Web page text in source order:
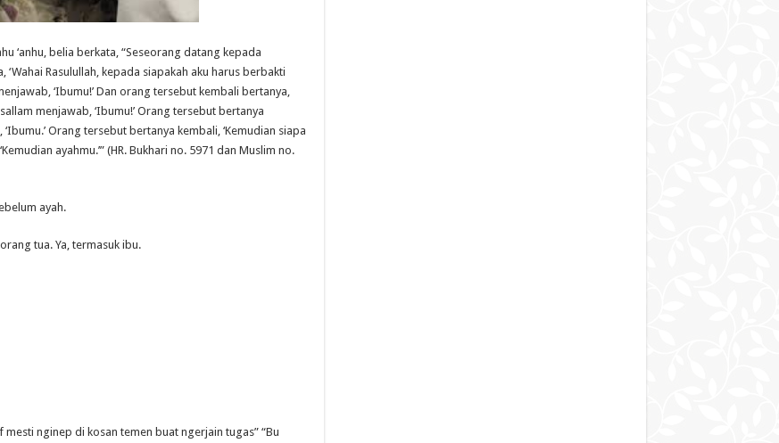
‘anhu, belia berkata, “Seseorang datang kepada
‘Wahai Rasulullah, kepada siapakah aku harus berbakti
‘Ibumu!’ Dan orang tersebut kembali bertanya,
menjawab, ‘Ibumu!’ Orang tersebut bertanya
Orang tersebut bertanya kembali, ‘Kemudian siapa
ayahmu.’” (HR. Bukhari no. 5971 dan Muslim no.
ayah.
tua. Ya, termasuk ibu.
nginep di kosan temen buat ngerjain tugas” “Bu